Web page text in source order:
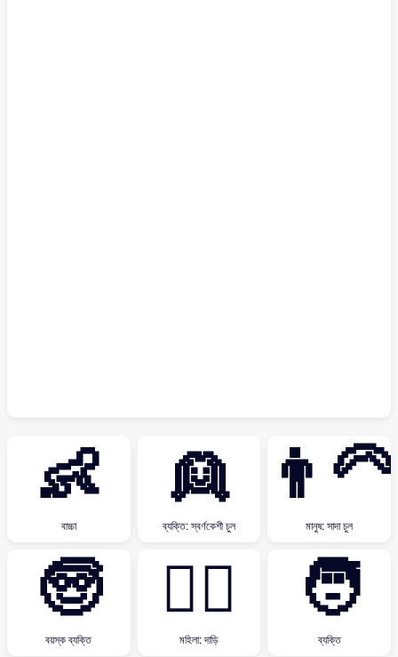
👶
বাচ্চা
👱
ব্যক্তি: স্বর্ণকেশী চুল
👨‍🦳
মানুষ: সাদা চুল
🧓
বয়স্ক ব্যক্তি
🧔‍♀️
মহিলা: দাড়ি
🧑
ব্যক্তি